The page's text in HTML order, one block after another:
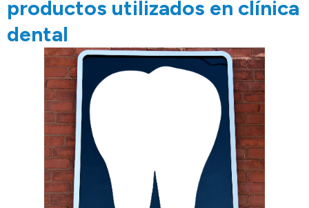
productos utilizados en clínica
dental